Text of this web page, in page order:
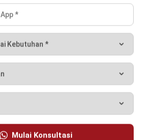
Gratisdan Dapatkan Solusi
yang Tepat